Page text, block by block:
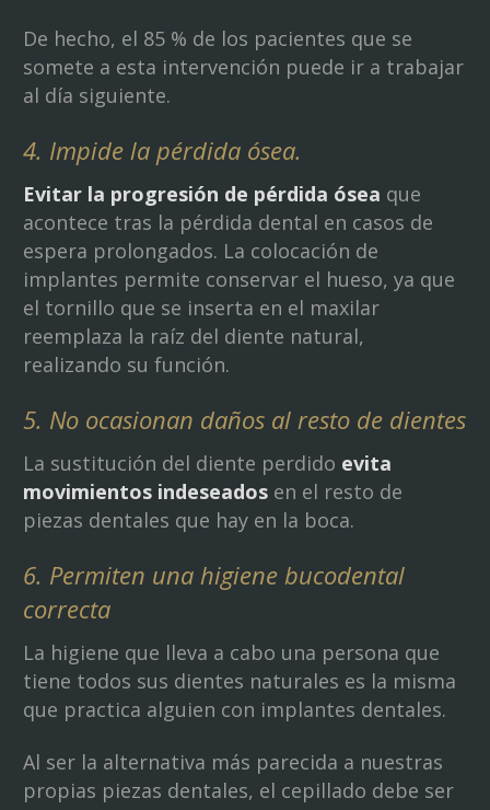
De hecho, el 85 % de los pacientes que se
somete a esta intervención puede ir a trabajar
al día siguiente.
4. Impide la pérdida ósea.
Evitar la progresión de pérdida ósea que
acontece tras la pérdida dental en casos de
espera prolongados. La colocación de
implantes permite conservar el hueso, ya que
el tornillo que se inserta en el maxilar
reemplaza la raíz del diente natural,
realizando su función.
5. No ocasionan daños al resto de dientes
La sustitución del diente perdido evita
movimientos indeseadosen el resto de
piezas dentales que hay en la boca.
6. Permiten una higiene bucodental
correcta
La higiene que lleva a cabo una persona que
tiene todos sus dientes naturales es la misma
que practica alguien con implantes dentales.
Al ser la alternativa más parecida a nuestras
propias piezas dentales, el cepillado debe ser